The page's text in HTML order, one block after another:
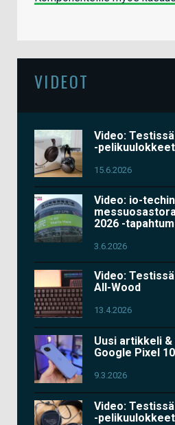
VIDEOT
Video:
-pelikuulokkeet
15.6.2026
Video: io-techin
2026 -
3.6.2026
Video:
All-Wood
13.4.2026
Uusi artikkeli
Google Pixel
9.3.2026
Video:
-pelikuulokkeet